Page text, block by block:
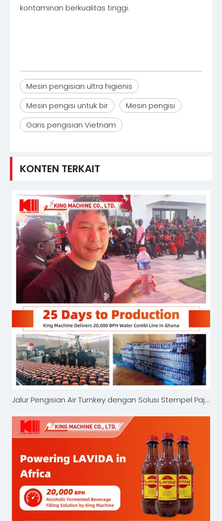
kontaminan berkualitas tinggi.
Mesin pengisian ultra higienis
Mesin pengisi untuk bir
Mesin pengisi
Garis pengisian Vietnam
KONTEN TERKAIT
Jalur Pengisian Air Turnkey dengan Solusi Stempel Pajak Meningkatkan Produksi